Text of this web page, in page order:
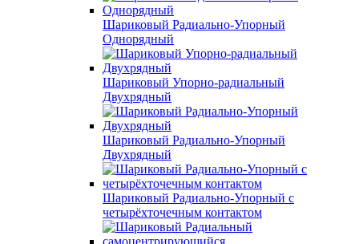
Шариковый Радиально-Упорный
Однорядный
Шариковый Упорно-радиальный
Двухрядный
Шариковый Радиально-Упорный
Двухрядный
Шариковый Радиально-Упорный с
четырёхточечным контактом